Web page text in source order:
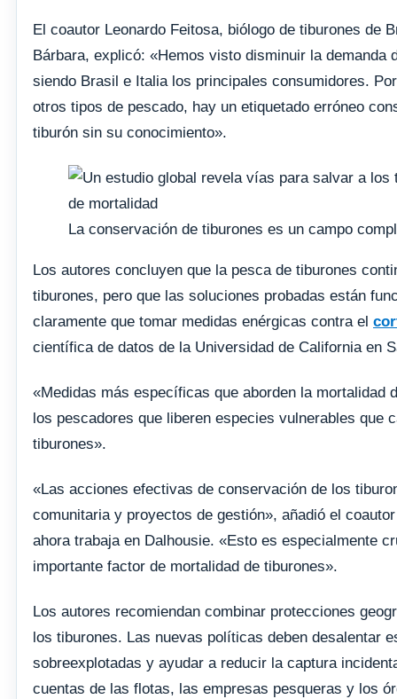
El coautor Leonardo Feitosa, biólogo de tiburones de
Bárbara, explicó: «Hemos visto disminuir la
siendo Brasil e Italia los principales consumidores.
otros tipos de pescado, hay un etiquetado erróneo
tiburón sin su conocimiento».
La conservación de tiburones es un campo
Los autores concluyen que la pesca de tiburones
tiburones, pero que las soluciones probadas están
claramente que tomar medidas enérgicas contra el
científica de datos de la Universidad de California en
«Medidas más específicas que aborden la
los pescadores que liberen especies vulnerables que
tiburones».
«Las acciones efectivas de conservación de los
comunitaria y proyectos de gestión», añadió el
ahora trabaja en Dalhousie. «Esto es especialmente
importante factor de mortalidad de tiburones».
Los autores recomiendan combinar protecciones
los tiburones. Las nuevas políticas deben desalentar
sobreexplotadas y ayudar a reducir la captura
cuentas de las flotas, las empresas pesqueras y los